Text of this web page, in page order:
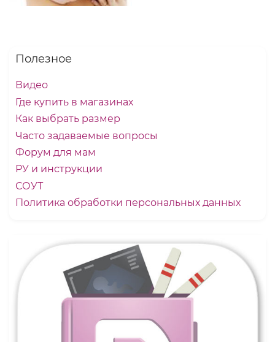
Полезное
Видео
Где купить в магазинах
Как выбрать размер
Часто задаваемые вопросы
Форум для мам
РУ и инструкции
СОУТ
Политика обработки персональных данных